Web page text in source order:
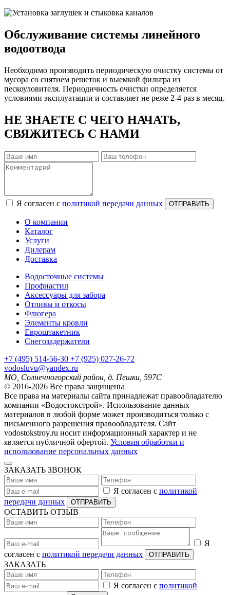
Обслуживание системы линейного
водоотвода
Необходимо производить периодическую очистку системы от
мусора со снятием решеток и выемкой фильтра из
пескоуловителя. Периодичность очистки определяется
условиями эксплуатации и составляет не реже 2-4 раз в месяц.
НЕ ЗНАЕТЕ С ЧЕГО НАЧАТЬ,
СВЯЖИТЕСЬ С НАМИ
Я согласен с политикой передачи данных ОТПРАВИТЬ
О компании
Каталог
Услуги
Дилерам
Доставка
Водосточные системы
Профнастил
Аксессуары для забора
Отливы и откосы
Флюгера
Элементы кровли
Евроштакетник
Снегозадержатели
+7 (495) 514-56-30 +7 (925) 027-26-72
vodosluvu@yandex.ru
МО, Солнечногорский район, д. Пешки, 597С
© 2016-2026 Все права защищены
Все права на материалы сайта принадлежат правообладателю
компании «Водостокстрой». Использование данных
материалов в любой форме может производиться только с
письменного разрешения правообладателя. Сайт
vodostokstroy.ru носит информационный характер и не
является публичной офертой. Условия обработки и
использование персональных данных
ЗАКАЗАТЬ ЗВОНОК
Я согласен с политикой
передачи данных
ОТПРАВИТЬ
ОСТАВИТЬ ОТЗЫВ
Я
согласен с политикой передачи данных ОТПРАВИТЬ
ЗАКАЗАТЬ
Я согласен с политикой